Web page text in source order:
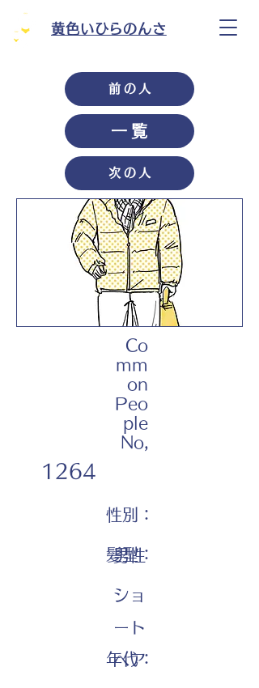
黄色いひらのんさ
前の人
一覧
次の人
Co
mm
on
Peo
ple
No,
1264
性別：
男性
髪型：
ショ
ート
ヘア
年代：